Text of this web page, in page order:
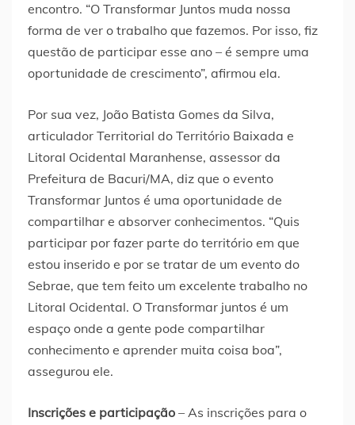
encontro. “O Transformar Juntos muda nossa
forma de ver o trabalho que fazemos. Por isso, fiz
questão de participar esse ano – é sempre uma
oportunidade de crescimento”, afirmou ela.
Por sua vez, João Batista Gomes da Silva,
articulador Territorial do Território Baixada e
Litoral Ocidental Maranhense, assessor da
Prefeitura de Bacuri/MA, diz que o evento
Transformar Juntos é uma oportunidade de
compartilhar e absorver conhecimentos. “Quis
participar por fazer parte do território em que
estou inserido e por se tratar de um evento do
Sebrae, que tem feito um excelente trabalho no
Litoral Ocidental. O Transformar juntos é um
espaço onde a gente pode compartilhar
conhecimento e aprender muita coisa boa”,
assegurou ele.
Inscrições e participação – As inscrições para o